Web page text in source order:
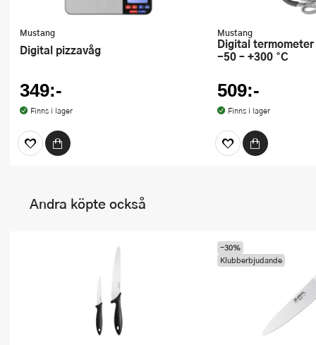
Mustang
Digital pizzavåg
349:-
Finns i lager
Mustang
Digital termometer med bluetooth
-50 – +300 °C
509:-
Finns i lager
Andra köpte också
-30%
Klubberbjudande